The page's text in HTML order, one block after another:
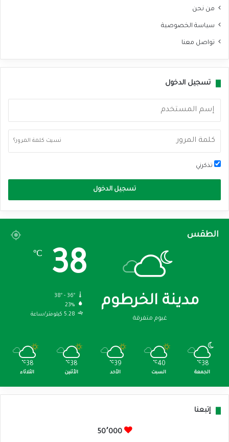
من نحن
سياسة الخصوصية
تواصل معنا
تسجيل الدخول
نسيت كلمة المرور؟
تذكرني
تسجيل الدخول
الطقس
مدينة الخرطوم
غيوم متفرقة
38
℃
38º - 36º
23%
5.28 كيلومتر/ساعة
38
℃
الجمعة
40
℃
السبت
39
℃
الأحد
38
℃
الأثنين
38
℃
الثلاثاء
إتبعنا
50٬000